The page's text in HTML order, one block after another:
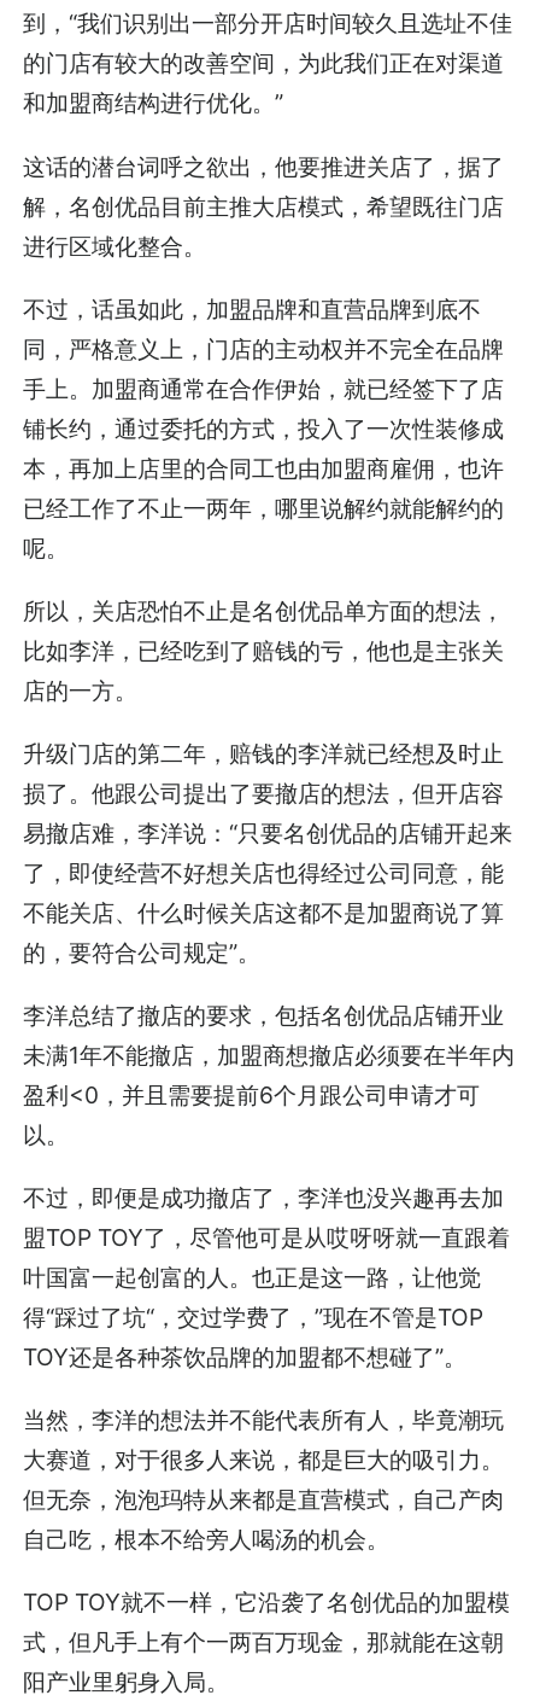
到，“我们识别出一部分开店时间较久且选址不佳
的门店有较大的改善空间，为此我们正在对渠道
和加盟商结构进行优化。”
这话的潜台词呼之欲出，他要推进关店了，据了
解，名创优品目前主推大店模式，希望既往门店
进行区域化整合。
不过，话虽如此，加盟品牌和直营品牌到底不
同，严格意义上，门店的主动权并不完全在品牌
手上。加盟商通常在合作伊始，就已经签下了店
铺长约，通过委托的方式，投入了一次性装修成
本，再加上店里的合同工也由加盟商雇佣，也许
已经工作了不止一两年，哪里说解约就能解约的
呢。
所以，关店恐怕不止是名创优品单方面的想法，
比如李洋，已经吃到了赔钱的亏，他也是主张关
店的一方。
升级门店的第二年，赔钱的李洋就已经想及时止
损了。他跟公司提出了要撤店的想法，但开店容
易撤店难，李洋说：“只要名创优品的店铺开起来
了，即使经营不好想关店也得经过公司同意，能
不能关店、什么时候关店这都不是加盟商说了算
的，要符合公司规定”。
李洋总结了撤店的要求，包括名创优品店铺开业
未满1年不能撤店，加盟商想撤店必须要在半年内
盈利<0，并且需要提前6个月跟公司申请才可
以。
不过，即便是成功撤店了，李洋也没兴趣再去加
盟TOP TOY了，尽管他可是从哎呀呀就一直跟着
叶国富一起创富的人。也正是这一路，让他觉
得“踩过了坑“，交过学费了，”现在不管是TOP
TOY还是各种茶饮品牌的加盟都不想碰了”。
当然，李洋的想法并不能代表所有人，毕竟潮玩
大赛道，对于很多人来说，都是巨大的吸引力。
但无奈，泡泡玛特从来都是直营模式，自己产肉
自己吃，根本不给旁人喝汤的机会。
TOP TOY就不一样，它沿袭了名创优品的加盟模
式，但凡手上有个一两百万现金，那就能在这朝
阳产业里躬身入局。